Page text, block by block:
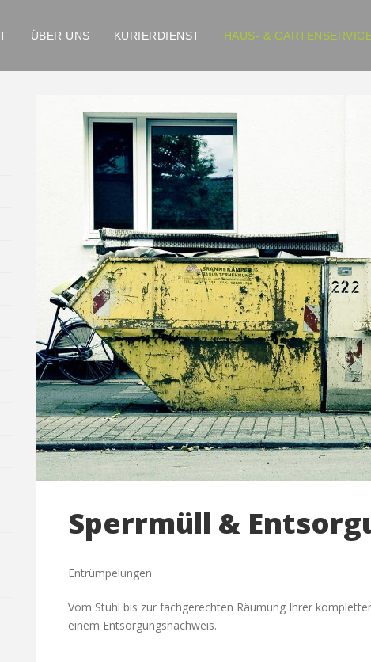
ÜBER UNS KURIERDIENST HAUS- &
Sperrmüll &
Entrümpelungen
Vom Stuhl bis zur fachgerechten Räumung Ihrer
einem Entsorgungsnachweis.